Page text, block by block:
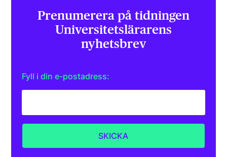
Prenumerera på tidningen
Universitets­lärarens
nyhetsbrev
Fyll i din e-postadress: